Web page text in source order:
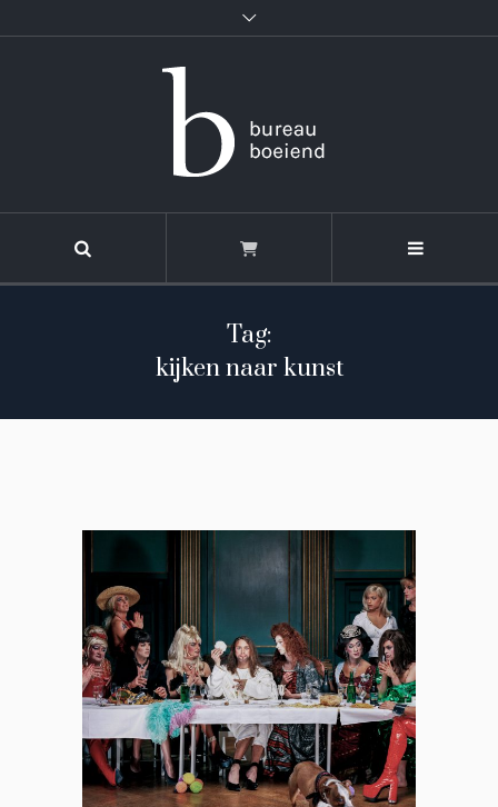
Tag:
kijken naar kunst